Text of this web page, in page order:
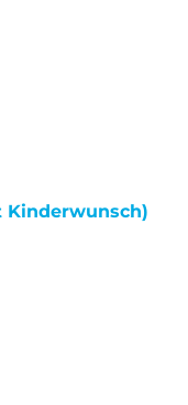
Kinderwunsch)